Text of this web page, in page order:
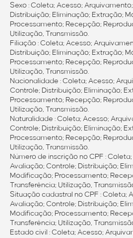
Sexo : Coleta; Acesso;
Distribuição; Eliminação; Extração;
Processamento; Recepção;
Utilização, Transmissão.
Filiação : Coleta; Acesso;
Distribuição; Eliminação; Extração;
Processamento; Recepção;
Utilização, Transmissão.
Nacionalidade : Coleta; Acesso;
Controle; Distribuição; Eliminação;
Processamento; Recepção;
Utilização, Transmissão.
Naturalidade : Coleta; Acesso;
Controle; Distribuição; Eliminação;
Processamento; Recepção;
Utilização, Transmissão.
Número de inscrição no CPF :
Avaliação; Controle; Distribuição;
Modificação; Processamento;
Transferência; Utilização,
Situação cadastral no CPF : Coleta;
Avaliação; Controle; Distribuição;
Modificação; Processamento;
Transferência; Utilização,
Estado civil : Coleta; Acesso;